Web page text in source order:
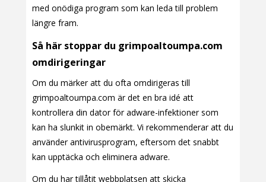
med onödiga program som kan leda till problem
längre fram.
Så här stoppar du grimpoaltoumpa.com
omdirigeringar
Om du märker att du ofta omdirigeras till
grimpoaltoumpa.com är det en bra idé att
kontrollera din dator för adware-infektioner som
kan ha slunkit in obemärkt. Vi rekommenderar att du
använder antivirusprogram, eftersom det snabbt
kan upptäcka och eliminera adware.
Om du har tillåtit webbplatsen att skicka